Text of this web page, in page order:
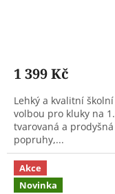
1 399 Kč
Lehký a kvalitní
volbou pro kluky na
tvarovaná a
popruhy,...
Akce
Novinka